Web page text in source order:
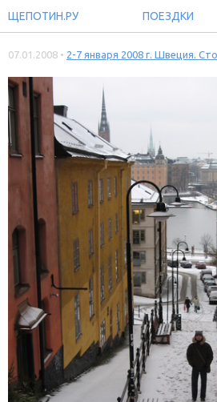
ЩЕПОТИН.РУ ПОЕЗДКИ
07.01.2008 • 2-7 января 2008 г. Швеция.